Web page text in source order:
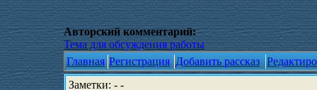
Авторский комментарий:
Тема для обсуждения работы
Главная Регистрация Добавить рассказ
Заметки: - -